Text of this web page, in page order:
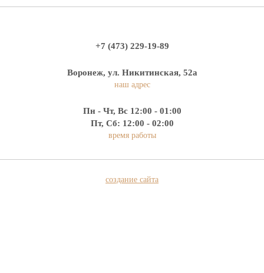
+7 (473) 229-19-89
Воронеж, ул. Никитинская, 52а
наш адрес
Пн - Чт, Вс 12:00 - 01:00
Пт, Сб: 12:00 - 02:00
время работы
создание сайта